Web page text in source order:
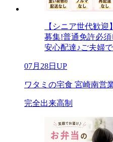
【シニア世代歓
募集!普通免許必
安心配達♪ご夫婦
07月28日UP
ワタミの宅食 宮崎南営
完全出来高制